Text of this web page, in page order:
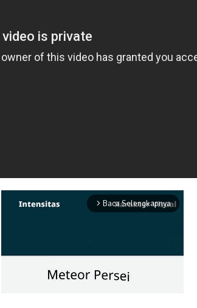
arrow_forward_ios Baca Selengkapnya